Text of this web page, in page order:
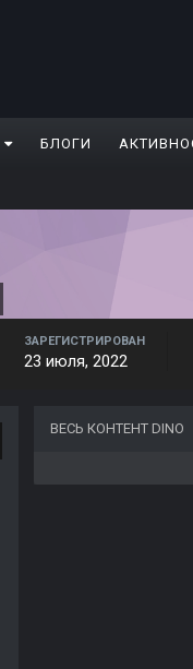
БЛОГИ
ЗАРЕГИСТРИРОВАН
23 июля, 2022
ВЕСЬ КОНТЕНТ DINO